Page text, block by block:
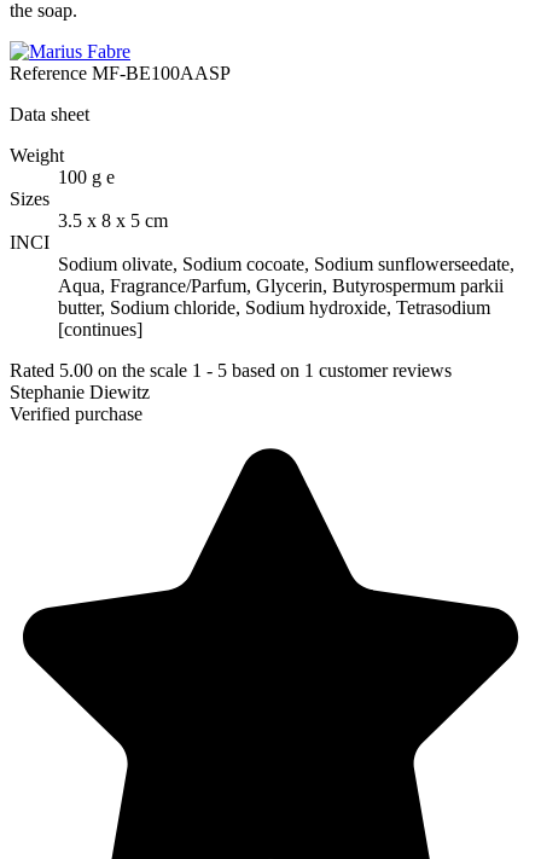
the soap.
Reference MF-BE100AASP
Data sheet
Weight
100 g e
Sizes
3.5 x 8 x 5 cm
INCI
Sodium olivate, Sodium cocoate, Sodium sunflowerseedate,
Aqua, Fragrance/Parfum, Glycerin, Butyrospermum parkii
butter, Sodium chloride, Sodium hydroxide, Tetrasodium
[continues]
Rated 5.00 on the scale 1 - 5 based on 1 customer reviews
Stephanie Diewitz
Verified purchase